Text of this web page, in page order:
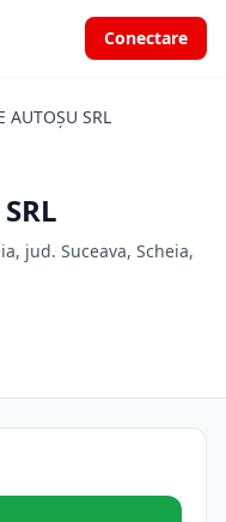
Conectare
AUTOŞU SRL
jud. Suceava, Scheia,